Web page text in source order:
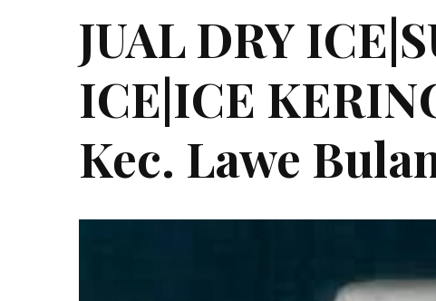
JUAL DRY
ICE|ICE
Kec. Lawe